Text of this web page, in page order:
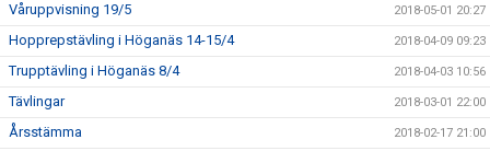
Våruppvisning 19/5 2018-05-01 20:27
Hopprepstävling i Höganäs 14-15/4 2018-04-09 09:23
Trupptävling i Höganäs 8/4 2018-04-03 10:56
Tävlingar 2018-03-01 22:00
Årsstämma 2018-02-17 21:00